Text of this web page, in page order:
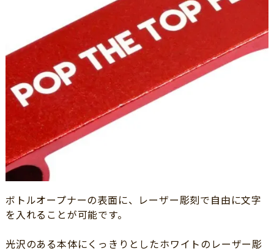
ボトルオープナーの表面に、レーザー彫刻で自由に文字
を入れることが可能です。
光沢のある本体にくっきりとしたホワイトのレーザー彫